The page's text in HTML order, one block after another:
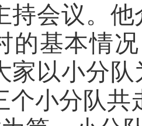
持会议。
的基本情
家以小分
个小分队共